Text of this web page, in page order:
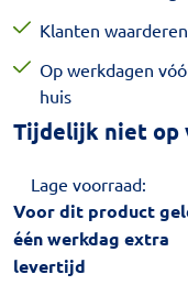
Klanten
Op werkdagen
huis
Tijdelijk niet op
Lage voorraad:
Voor dit product
één werkdag extra
levertijd